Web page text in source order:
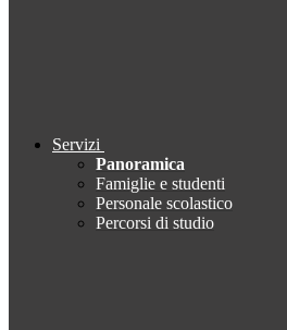
Servizi
Panoramica
Famiglie e studenti
Personale scolastico
Percorsi di studio